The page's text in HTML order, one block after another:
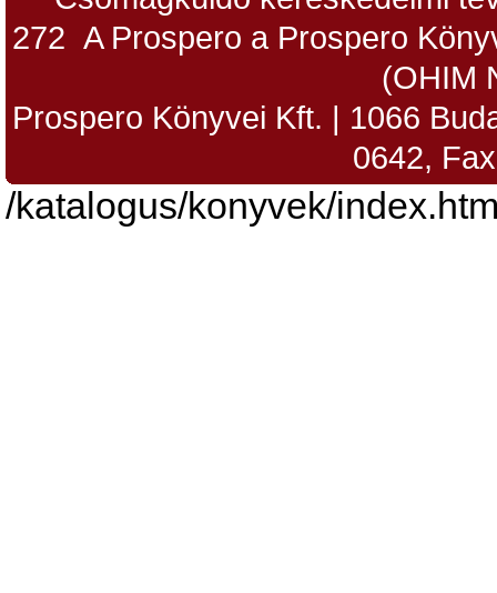
272 A Prospero a Prospero
(OHIM
Prospero Könyvei Kft. | 1066
0642,
/katalogus/konyvek/